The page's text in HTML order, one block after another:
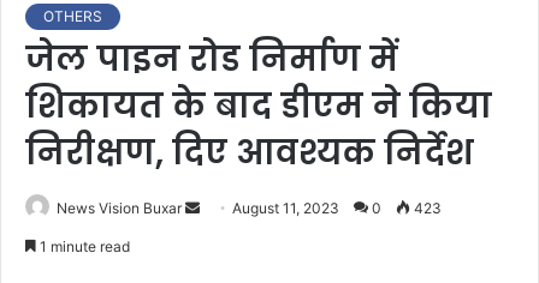
OTHERS
जेल पाइन रोड निर्माण में
शिकायत के बाद डीएम ने किया
निरीक्षण, दिए आवश्यक निर्देश
News Vision Buxar August 11, 2023 0 423
1 minute read